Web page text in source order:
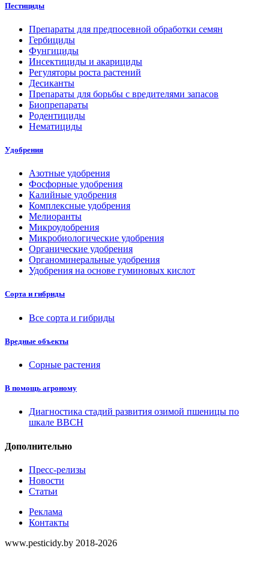
Пестициды
Препараты для предпосевной обработки семян
Гербициды
Фунгициды
Инсектициды и акарициды
Регуляторы роста растений
Десиканты
Препараты для борьбы с вредителями запасов
Биопрепараты
Родентициды
Нематициды
Удобрения
Азотные удобрения
Фосфорные удобрения
Калийные удобрения
Комплексные удобрения
Мелиоранты
Микроудобрения
Микробиологические удобрения
Органические удобрения
Органоминеральные удобрения
Удобрения на основе гуминовых кислот
Сорта и гибриды
Все сорта и гибриды
Вредные объекты
Сорные растения
В помощь агроному
Диагностика стадий развития озимой пшеницы по
шкале ВВСН
Дополнительно
Пресс-релизы
Новости
Статьи
Реклама
Контакты
www.pesticidy.by 2018-2026